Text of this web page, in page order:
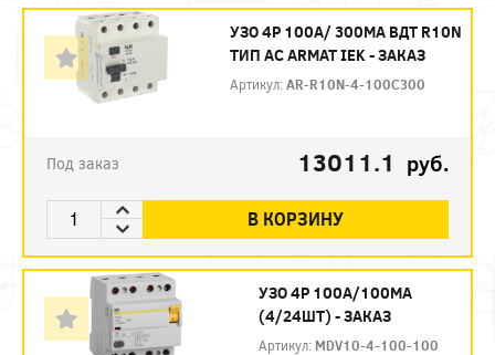
УЗО 4P 100А/ 300МА ВДТ R10N
ТИП АC ARMAT IEK - ЗАКАЗ
Артикул:AR-R10N-4-100C300
Под заказ 13011.1 руб.
В КОРЗИНУ
УЗО 4P 100А/100МА
(4/24ШТ) - ЗАКАЗ
Артикул: MDV10-4-100-100